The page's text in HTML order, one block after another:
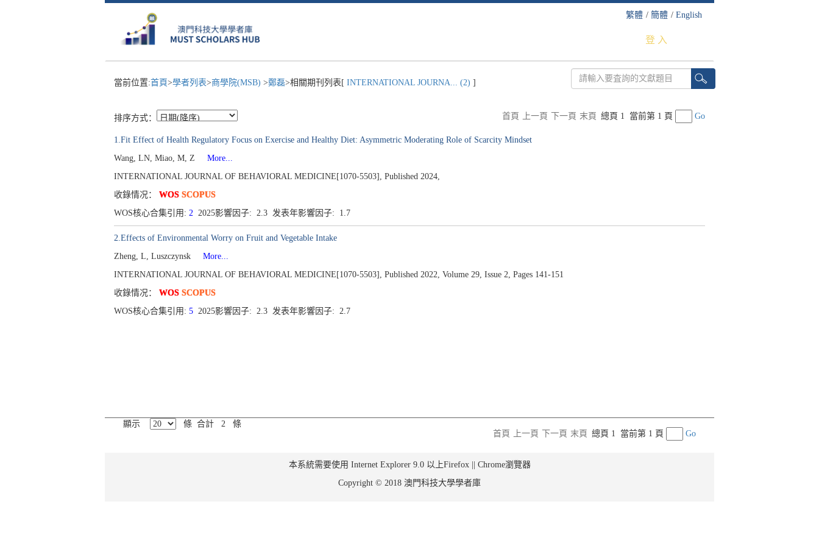
繁體 / 簡體 / English
登 入
當前位置:首頁>學者列表>商學院(MSB) >鄭磊>相關期刊列表[ INTERNATIONAL JOURNA... (2) ]
排序方式： 首頁 上一頁 下一頁 末頁 總頁 1 當前第 1 頁 Go
1.Fit Effect of Health Regulatory Focus on Exercise and Healthy Diet: Asymmetric Moderating Role of Scarcity Mindset
Wang, LN, Miao, M, Z
More...
INTERNATIONAL JOURNAL OF BEHAVIORAL MEDICINE[1070-5503], Published 2024,
收錄情况： WOS SCOPUS
WOS核心合集引用: 2 2025影響因子: 2.3 发表年影響因子: 1.7
2.Effects of Environmental Worry on Fruit and Vegetable Intake
Zheng, L, Luszczynsk
More...
INTERNATIONAL JOURNAL OF BEHAVIORAL MEDICINE[1070-5503], Published 2022, Volume 29, Issue 2, Pages 141-151
收錄情况： WOS SCOPUS
WOS核心合集引用: 5 2025影響因子: 2.3 发表年影響因子: 2.7
顯示
條 合計 2 條
首頁
上一頁 下一頁 末頁 總頁 1 當前第 1 頁 Go
本系統需要使用 Internet Explorer 9.0 以上Firefox || Chrome瀏覽器
Copyright © 2018 澳門科技大學學者庫